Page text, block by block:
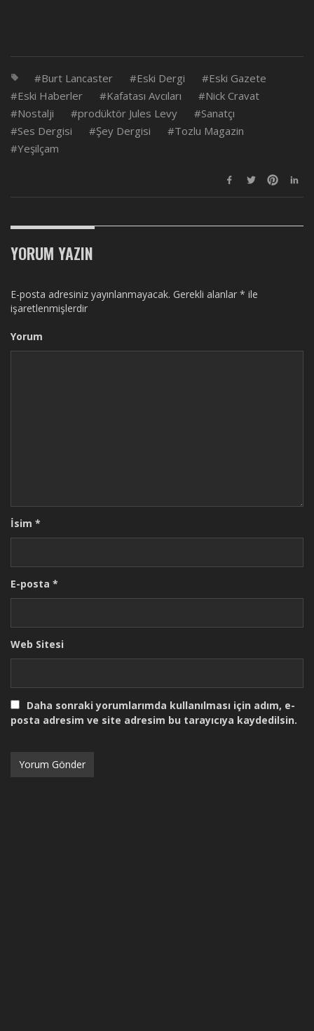
Burt Lancaster Eski Dergi
Eski Gazete
Eski Haberler
Kafatası Avcıları
Nick Cravat
Nostalji
prodüktör Jules Levy
Sanatçı
Ses Dergisi
Şey Dergisi
Tozlu Magazin
Yeşilçam
YORUM YAZIN
E-posta adresiniz yayınlanmayacak. Gerekli alanlar * ile
işaretlenmişlerdir
Yorum
İsim *
E-posta *
Web Sitesi
Daha sonraki yorumlarımda kullanılması için adım, e-
posta adresim ve site adresim bu tarayıcıya kaydedilsin.